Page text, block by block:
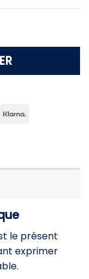
Klarna
le présent
exprimer